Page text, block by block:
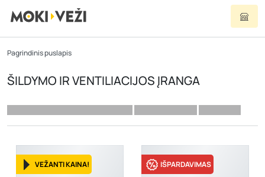
Pagrindinis puslapis
ŠILDYMO IR VENTILIACIJOS ĮRANGA
VEŽANTI KAINA! IŠPARDAVIMAS